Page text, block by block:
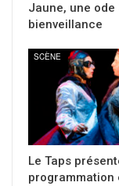
Jaune, une ode
bienveillance
SCÈNE
Le Taps
programmation